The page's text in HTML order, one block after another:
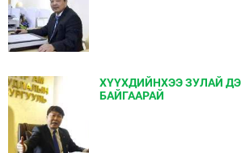
ХҮҮХДИЙНХЭЭ ЗУЛАЙ
БАЙГААРАЙ